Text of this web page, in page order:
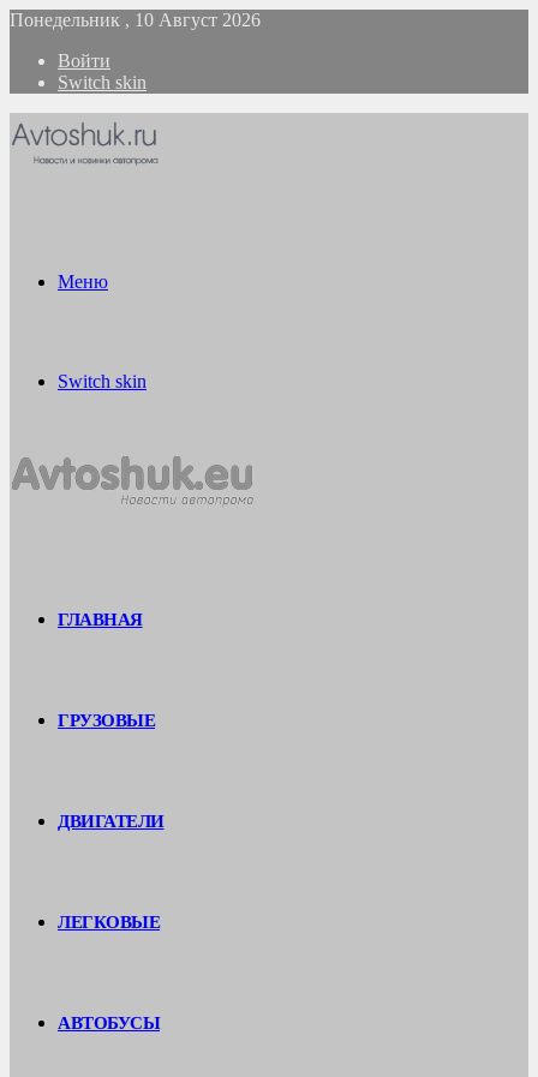
Понедельник , 10 Август 2026
Войти
Switch skin
Меню
Switch skin
ГЛАВНАЯ
ГРУЗОВЫЕ
ДВИГАТЕЛИ
ЛЕГКОВЫЕ
АВТОБУСЫ